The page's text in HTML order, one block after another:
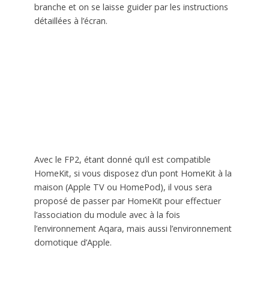
branche et on se laisse guider par les instructions
détaillées à l’écran.
Avec le FP2, étant donné qu’il est compatible
HomeKit, si vous disposez d’un pont HomeKit à la
maison (Apple TV ou HomePod), il vous sera
proposé de passer par HomeKit pour effectuer
l’association du module avec à la fois
l’environnement Aqara, mais aussi l’environnement
domotique d’Apple.